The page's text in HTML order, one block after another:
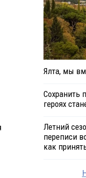
Ялта, мы
Сохранить
героях
Летний
переписи
как